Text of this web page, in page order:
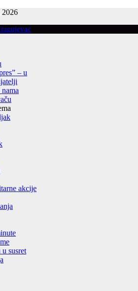
2026
– u
akcije
u susret